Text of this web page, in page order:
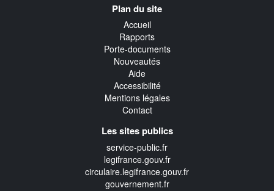
Plan du site
Accueil
Rapports
Porte-documents
Nouveautés
Aide
Accessibilité
Mentions légales
Contact
Les sites publics
service-public.fr
legifrance.gouv.fr
circulaire.legifrance.gouv.fr
gouvernement.fr